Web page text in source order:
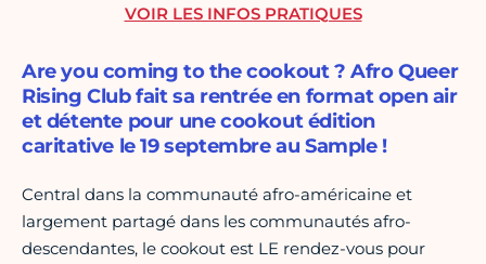
Are you coming to the cookout ? Afro Queer
Rising Club fait sa rentrée en format open air
et détente pour une cookout édition
caritative le 19 septembre au Sample !
Central dans la communauté afro-américaine et
largement partagé dans les communautés afro-
descendantes, le cookout est LE rendez-vous pour
VOIR LES INFOS PRATIQUES